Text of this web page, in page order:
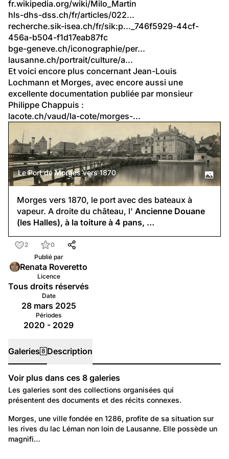
fr.wikipedia.org/wiki/Milo _Martin
hls-dhs-dss.ch/fr/articles/022...
recherche.sik-isea.ch/fr/sik:p... _746f5929-44cf-
456a-b504-f1d17eab87fc
bge-geneve.ch/iconographie/per...
lausanne.ch/portrait/culture/a...
Et voici encore plus concernant Jean-Louis
Lochmann et Morges, avec encore aussi une
excellente documentation publiée par monsieur
Philippe Chappuis :
lacote.ch/vaud/la-cote/morges-...
Le Port de Morges vers 1870
Morges vers 1870, le port avec des bateaux à
vapeur. A droite du château, l' Ancienne Douane
(les Halles), à la toiture à 4 pans, …
2
0
Publié par
Renata Roveretto
Licence
Tous droits réservés
Date
28 mars 2025
Périodes
2020 - 2029
Galeries 8 Description
Galeries
Voir plus dans ces 8 galeries
Les galeries sont des collections organisées qui
présentent des documents et des récits connexes.
Lieux: Vaud
Morges
Morges, une ville fondée en 1286, profite de sa situation sur
les rives du lac Léman non loin de Lausanne. Elle possède un
magnifi…